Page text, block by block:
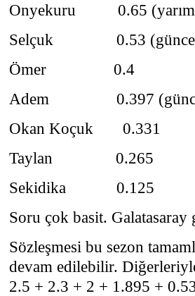
Onyekuru 0.65 (yarım
Selçuk 0.53
Ömer 0.4
Adem 0.397
Okan Koçuk
Taylan
Sekidika
Soru çok basit.
Sözleşmesi bu sezon
devam edilebilir.
2.5 + 2.3 + 2 + 1.895 +